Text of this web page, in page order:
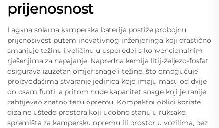
prijenosnost
Lagana solarna kamperska baterija postiže probojnu
prijenosivost putem inovativnog inženjeringa koji drastično
smanjuje težinu i veličinu u usporedbi s konvencionalnim
rješenjima za napajanje. Napredna kemija litij-željezo-fosfat
osigurava izuzetan omjer snage i težine, što omogućuje
proizvođačima stvaranje jedinica koje imaju masu od dvije
do osam funti, a pritom nude kapacitet snage koji je ranije
zahtijevao znatno težu opremu. Kompaktni oblici koriste
dizajne uštede prostora koji udobno stanu u ruksake,
spremišta za kampersku opremu ili prostor u vozilima, bez